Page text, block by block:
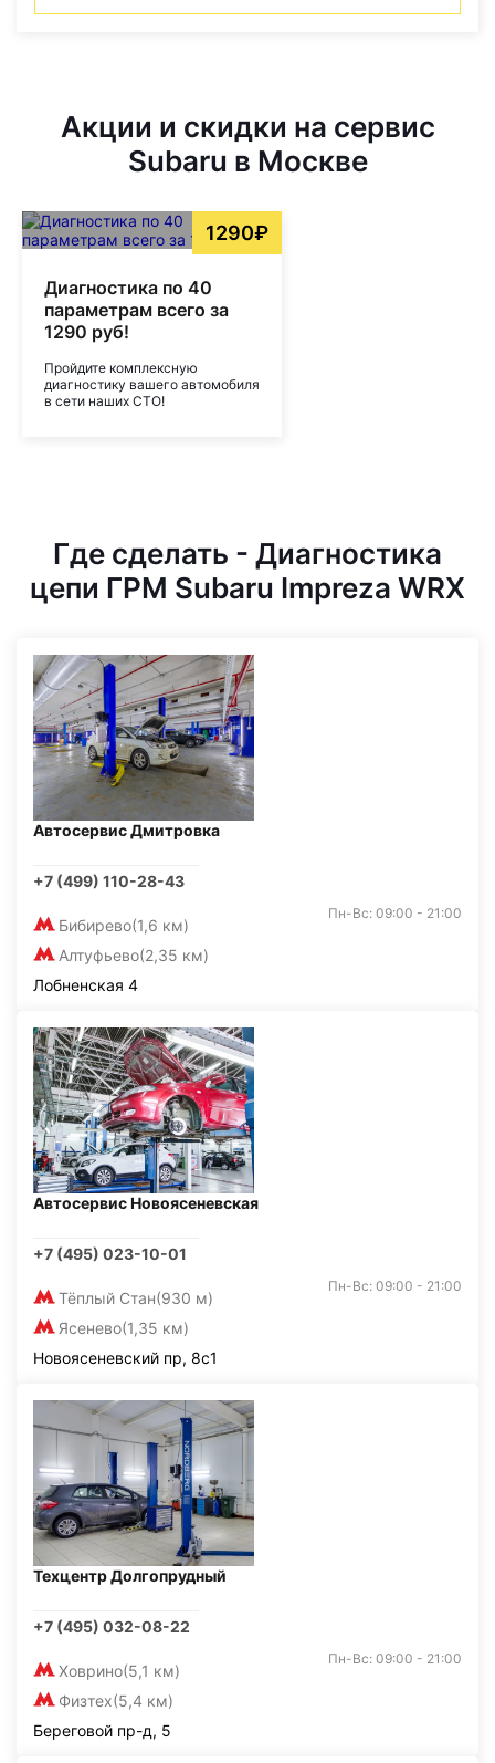
Акции и скидки на сервис
Subaru в Москве
1290₽
Диагностика по 40
параметрам всего за
1290 руб!
Пройдите комплексную
диагностику вашего автомобиля
в сети наших СТО!
Где сделать - Диагностика
цепи ГРМ Subaru Impreza WRX
Автосервис Дмитровка
+7 (499) 110-28-43
Бибирево(1,6 км)
Алтуфьево(2,35 км)
Пн-Вс: 09:00 - 21:00
Лобненская 4
Автосервис Новоясеневская
+7 (495) 023-10-01
Тёплый Стан(930 м)
Ясенево(1,35 км)
Пн-Вс: 09:00 - 21:00
Новоясеневский пр, 8с1
Техцентр Долгопрудный
+7 (495) 032-08-22
Ховрино(5,1 км)
Физтех(5,4 км)
Пн-Вс: 09:00 - 21:00
Береговой пр-д, 5